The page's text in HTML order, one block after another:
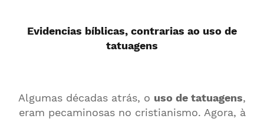
Evidencias bíblicas, contrarias ao uso de
tatuagens
Algumas décadas atrás, o uso de tatuagens,
eram pecaminosas no cristianismo. Agora, à